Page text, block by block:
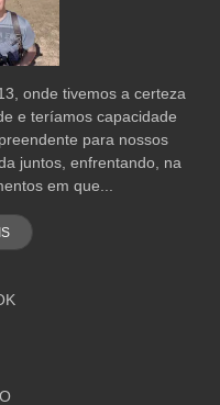
onde tivemos a certeza
e teríamos capacidade
para nossos
juntos, enfrentando, na
em que...